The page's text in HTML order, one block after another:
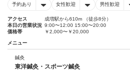
予約あり 女性歓迎 男性歓迎
アクセス
成増駅から610m （徒歩8分）
本日の営業状況 9:00〜12:00 15:00〜20:00
価格帯
￥2,000〜￥20,000
メニュー
鍼灸
東洋鍼灸・スポーツ鍼灸